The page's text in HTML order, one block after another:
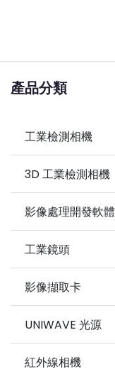
產品分類
工業檢測相機
3D 工業檢測相機
影像處理開發軟體
工業鏡頭
影像擷取卡
UNIWAVE 光源
紅外線相機